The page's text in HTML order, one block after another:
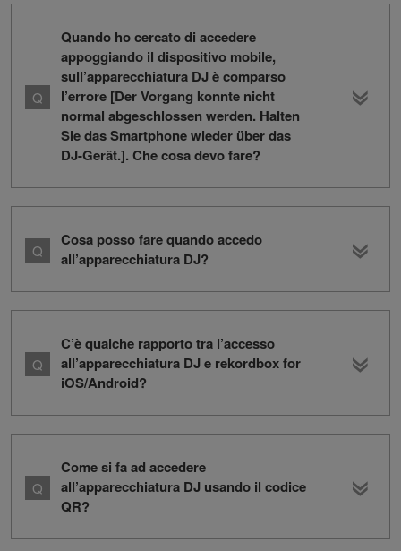
Quando ho cercato di accedere
appoggiando il dispositivo mobile,
sull’apparecchiatura DJ è comparso
l’errore [Der Vorgang konnte nicht
normal abgeschlossen werden. Halten
Sie das Smartphone wieder über das
DJ-Gerät.]. Che cosa devo fare?
Cosa posso fare quando accedo
all’apparecchiatura DJ?
C’è qualche rapporto tra l’accesso
all’apparecchiatura DJ e rekordbox for
iOS/Android?
Come si fa ad accedere
all’apparecchiatura DJ usando il codice
QR?